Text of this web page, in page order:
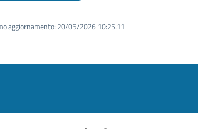
aggiornamento: 20/05/2026 10:25.11